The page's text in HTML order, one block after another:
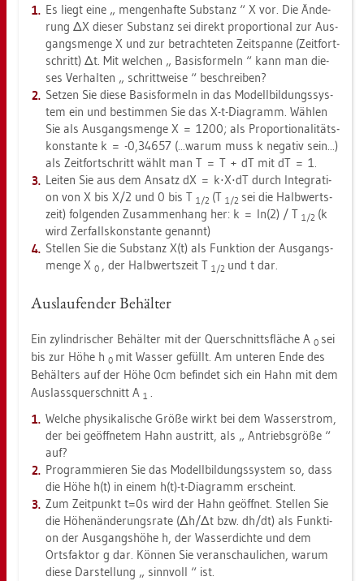
Es liegt eine men­gen­haf­te Sub­stanz
X vor. Die Än­de­
rung ΔX die­ser Sub­stanz sei di­rekt pro­por­tio­nal zur Aus­
gangs­men­ge X und zur be­trach­te­ten Zeit­span­ne (Zeit­fort­
schritt) Δt. Mit wel­chen
Ba­sis­for­meln
kann man die­
ses Ver­hal­ten
schritt­wei­se
be­schrei­ben?
Set­zen Sie diese Ba­sis­for­meln in das Mo­dell­bil­dungs­sys­
tem ein und be­stim­men Sie das X-t-Dia­gramm. Wäh­len
Sie als Aus­gangs­men­ge X = 1200; als Pro­por­tio­na­li­täts­
kon­stan­te k = -0,34657 (...​warum muss k ne­ga­tiv sein...)
als Zeit­fort­schritt wählt man T = T + dT mit dT = 1.
Lei­ten Sie aus dem An­satz dX = k⋅X⋅dT durch In­te­gra­ti­
on von X bis X/2 und 0 bis T 1/2 (T 1/2 sei die Halb­werts­
zeit) fol­gen­den Zu­sam­men­hang her: k = ln(2) / T 1/2 (k
wird Zer­fall­skon­stan­te ge­nannt)
Stel­len Sie die Sub­stanz X(t) als Funk­ti­on der Aus­gangs­
men­ge X 0 , der Halb­werts­zeit T 1/2 und t dar.
Aus­lau­fen­der Be­häl­ter
Ein zy­lin­dri­scher Be­häl­ter mit der Quer­schnitts­flä­che A 0 sei
bis zur Höhe h 0 mit Was­ser ge­füllt. Am un­te­ren Ende des
Be­häl­ters auf der Höhe 0cm be­fin­det sich ein Hahn mit dem
Aus­lass­quer­schnitt A 1 .
Wel­che phy­si­ka­li­sche Größe wirkt bei dem Was­ser­strom,
der bei ge­öff­ne­tem Hahn aus­tritt, als
An­triebs­grö­ße
auf?
Pro­gram­mie­ren Sie das Mo­dell­bil­dungs­sys­tem so, dass
die Höhe h(t) in einem h(t)-t-Dia­gramm er­scheint.
Zum Zeit­punkt t=0s wird der Hahn ge­öff­net. Stel­len Sie
die Hö­hen­än­de­rungs­ra­te (Δh/Δt bzw. dh/dt) als Funk­ti­
on der Aus­gangs­hö­he h, der Was­ser­dich­te und dem
Orts­fak­tor g dar. Kön­nen Sie ver­an­schau­li­chen, warum
diese Dar­stel­lung
sinn­voll ist.